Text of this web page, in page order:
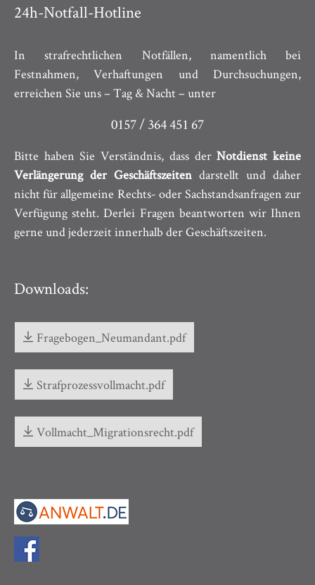
24h-Notfall-Hotline
In strafrechtlichen Notfällen, namentlich bei
Festnahmen, Verhaftungen und Durchsuchungen,
erreichen Sie uns – Tag & Nacht – unter
0157 / 364 451 67
Bitte haben Sie Verständnis, dass derNotdienst keine
Verlängerung der Geschäftszeiten darstellt und daher
nicht für allgemeine Rechts- oder Sachstandsanfragen zur
Verfügung steht. Derlei Fragen beantworten wir Ihnen
gerne und jederzeit innerhalb der Geschäftszeiten.
Downloads:
Fragebogen_Neumandant.pdf
Strafprozessvollmacht.pdf
Vollmacht_Migrationsrecht.pdf